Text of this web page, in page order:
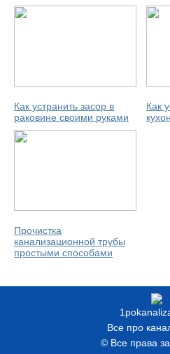
Как устранить засор в
раковине своими руками
Как
Прочистка
канализационной трубы
простыми способами
Все про
© Все права